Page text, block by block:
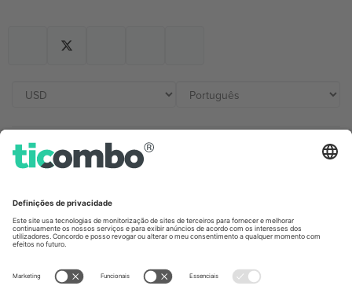
Escritórios Ticombo
Unter den Linden 24, 10117
Berlin, Germany
London, EC1V 1AW, United
Kingdom
United States
Switzerland